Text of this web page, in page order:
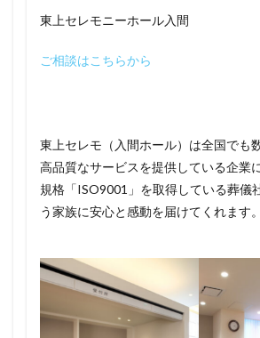
東上セレモニーホール入間
ご相談はこちらから
東上セレモ（入間ホール）は全国でも
高品質なサービスを提供している企業
規格「ISO9001」を取得している葬儀
う家族に安心と感動を届けてくれます。